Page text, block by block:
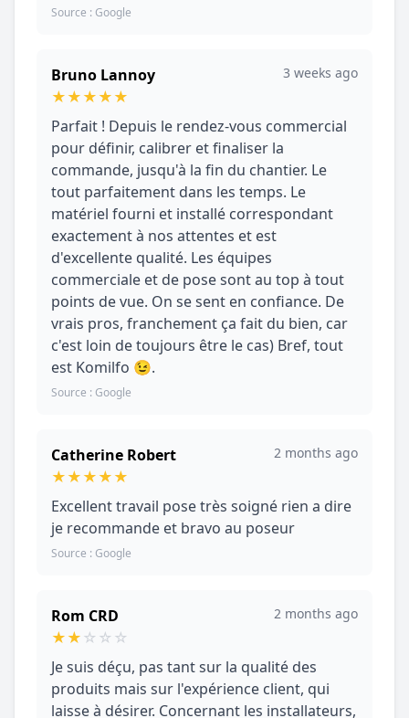
Source : Google
Bruno Lannoy
★★★★★
3 weeks ago
Parfait ! Depuis le rendez-vous commercial
pour définir, calibrer et finaliser la
commande, jusqu'à la fin du chantier. Le
tout parfaitement dans les temps. Le
matériel fourni et installé correspondant
exactement à nos attentes et est
d'excellente qualité. Les équipes
commerciale et de pose sont au top à tout
points de vue. On se sent en confiance. De
vrais pros, franchement ça fait du bien, car
c'est loin de toujours être le cas) Bref, tout
est Komilfo 😉.
Source : Google
Catherine Robert
★★★★★
2 months ago
Excellent travail pose très soigné rien a dire
je recommande et bravo au poseur
Source : Google
Rom CRD
★★☆ ☆ ☆
2 months ago
Je suis déçu, pas tant sur la qualité des
produits mais sur l'expérience client, qui
laisse à désirer. Concernant les installateurs,